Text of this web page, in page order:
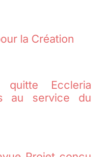
la Création
quitte Eccleria
au service du